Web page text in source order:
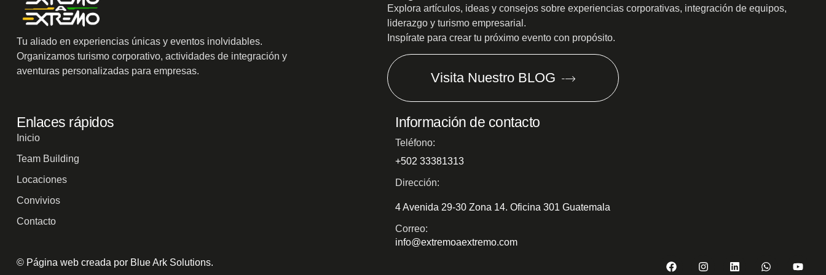
Tu aliado en experiencias únicas y eventos inolvidables.
Organizamos turismo corporativo, actividades de integración y
aventuras personalizadas para empresas.
Explora artículos, ideas y consejos sobre experiencias corporativas, integración de equipos,
liderazgo y turismo empresarial.
Inspírate para crear tu próximo evento con propósito.
Visita Nuestro BLOG
Enlaces rápidos
Inicio
Team Building
Locaciones
Convivios
Contacto
Información de contacto
Teléfono:
+502 33381313
Dirección:
4 Avenida 29-30 Zona 14. Oficina 301 Guatemala
Correo:
info@extremoaextremo.com
© Página web creada por Blue Ark Solutions.